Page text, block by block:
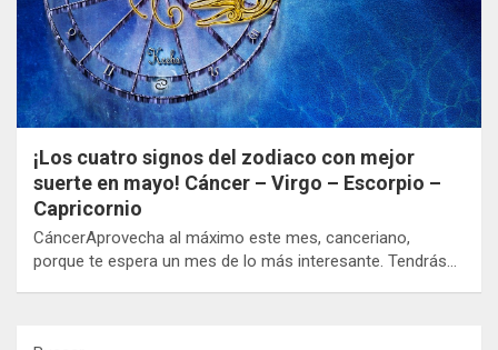
¡Los cuatro signos del zodiaco con mejor
suerte en mayo! Cáncer – Virgo – Escorpio –
Capricornio
CáncerAprovecha al máximo este mes, canceriano,
porque te espera un mes de lo más interesante. Tendrás…